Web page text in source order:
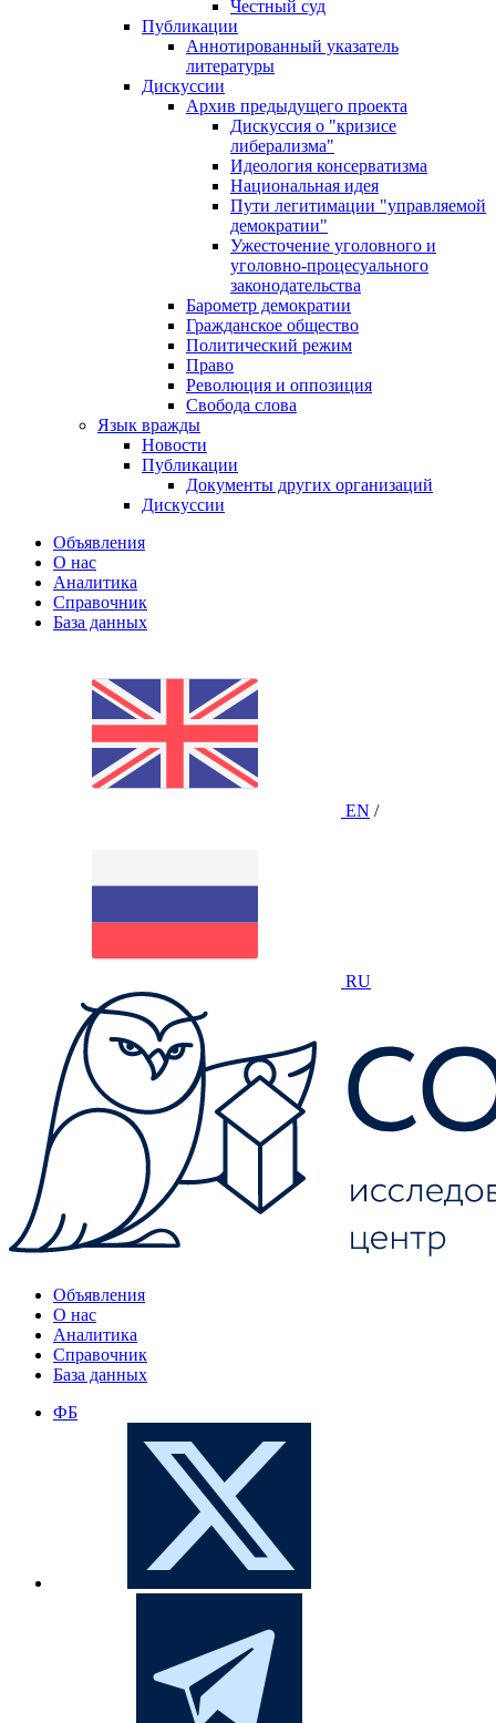
Честный суд
Публикации
Аннотированный указатель
литературы
Дискуссии
Архив предыдущего проекта
Дискуссия о "кризисе
либерализма"
Идеология консерватизма
Национальная идея
Пути легитимации "управляемой
демократии"
Ужесточение уголовного и
уголовно-процесуального
законодательства
Барометр демократии
Гражданское общество
Политический режим
Право
Революция и оппозиция
Свобода слова
Язык вражды
Новости
Публикации
Документы других организаций
Дискуссии
Объявления
О нас
Аналитика
Справочник
База данных
EN /
RU
Объявления
О нас
Аналитика
Справочник
База данных
ФБ